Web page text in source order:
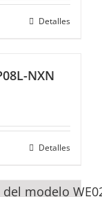
Detalles
NXN
Detalles